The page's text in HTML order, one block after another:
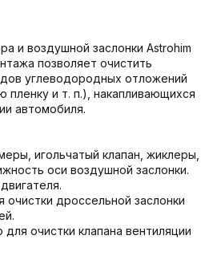
и воздушной заслонки Astrohim
позволяет очистить
углеводородных отложений
пленку и т. п.), накапливающихся
автомобиля.
игольчатый клапан, жиклеры,
оси воздушной заслонки.
дроссельной заслонки
очистки клапана вентиляции